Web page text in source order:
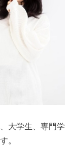
大学生、専門学
。